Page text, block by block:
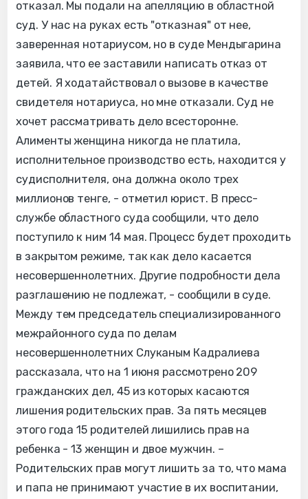
отказал. Мы подали на апелляцию в областной
суд. У нас на руках есть "отказная" от нее,
заверенная нотариусом, но в суде Мендыгарина
заявила, что ее заставили написать отказ от
детей. Я ходатайствовал о вызове в качестве
свидетеля нотариуса, но мне отказали. Суд не
хочет рассматривать дело всесторонне.
Алименты женщина никогда не платила,
исполнительное производство есть, находится у
судисполнителя, она должна около трех
миллионов тенге, - отметил юрист. В пресс-
службе областного суда сообщили, что дело
поступило к ним 14 мая. Процесс будет проходить
в закрытом режиме, так как дело касается
несовершеннолетних. Другие подробности дела
разглашению не подлежат, - сообщили в суде.
Между тем председатель специализированного
межрайонного суда по делам
несовершеннолетних Слуканым Кадралиева
рассказала, что на 1 июня рассмотрено 209
гражданских дел, 45 из которых касаются
лишения родительских прав. За пять месяцев
этого года 15 родителей лишились прав на
ребенка - 13 женщин и двое мужчин. –
Родительских прав могут лишить за то, что мама
и папа не принимают участие в их воспитании,